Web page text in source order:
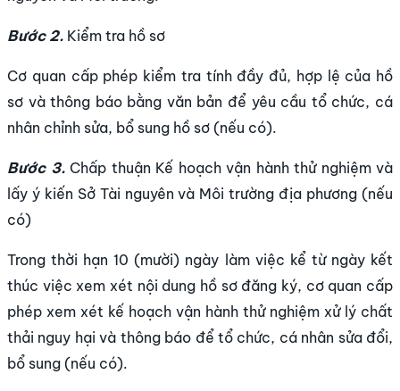
Bước 2. Kiểm tra hồ sơ
Cơ quan cấp phép kiểm tra tính đầy đủ, hợp lệ của hồ
sơ và thông báo bằng văn bản để yêu cầu tổ chức, cá
nhân chỉnh sửa, bổ sung hồ sơ (nếu có).
Bước 3.Chấp thuận Kế hoạch vận hành thử nghiệm và
lấy ý kiến Sở Tài nguyên và Môi trường địa phương (nếu
có)
Trong thời hạn 10 (mười) ngày làm việc kể từ ngày kết
thúc việc xem xét nội dung hồ sơ đăng ký, cơ quan cấp
phép xem xét kế hoạch vận hành thử nghiệm xử lý chất
thải nguy hại và thông báo để tổ chức, cá nhân sửa đổi,
bổ sung (nếu có).